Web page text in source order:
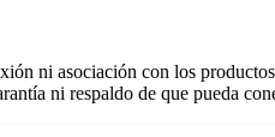
ni asociación con los
ni respaldo de que pueda